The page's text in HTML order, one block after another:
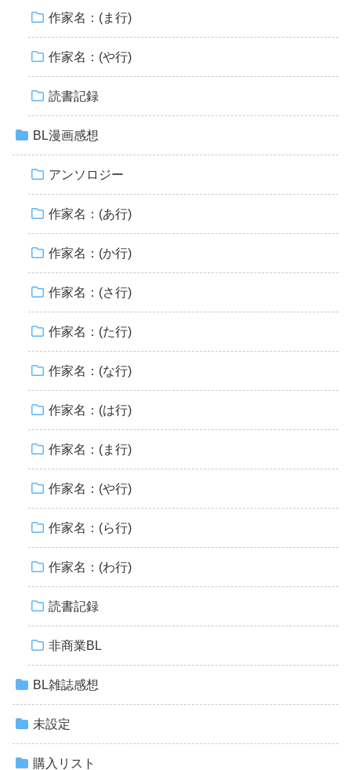
作家名：(ま行)
作家名：(や行)
読書記録
BL漫画感想
アンソロジー
作家名：(あ行)
作家名：(か行)
作家名：(さ行)
作家名：(た行)
作家名：(な行)
作家名：(は行)
作家名：(ま行)
作家名：(や行)
作家名：(ら行)
作家名：(わ行)
読書記録
非商業BL
BL雑誌感想
未設定
購入リスト